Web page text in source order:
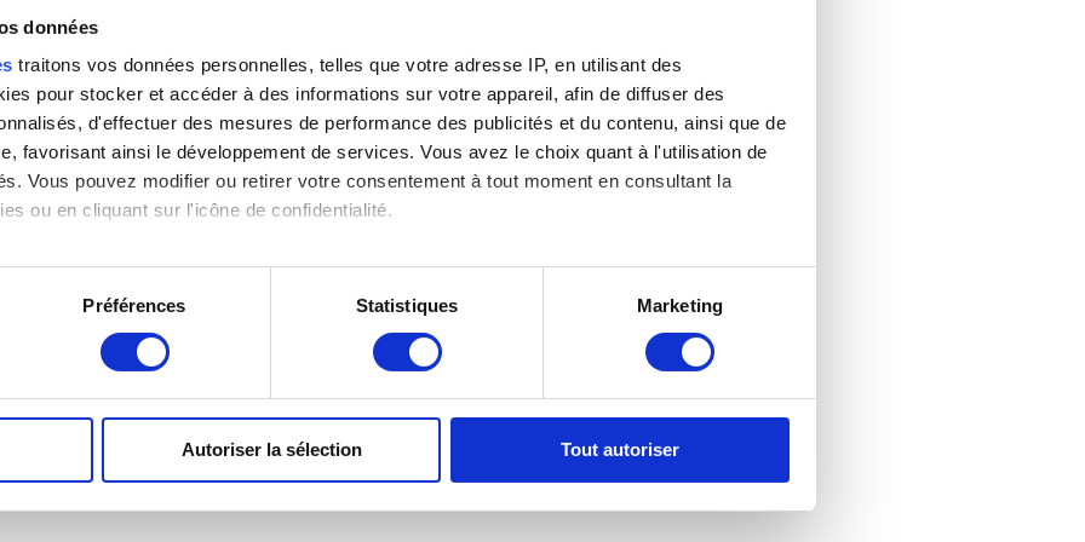
données
traitons vos données personnelles, telles que votre adresse IP, en utilisant des
pour stocker et accéder à des informations sur votre appareil, afin de diffuser des
d'effectuer des mesures de performance des publicités et du contenu, ainsi que de
favorisant ainsi le développement de services. Vous avez le choix quant à l'utilisation de
Vous pouvez modifier ou retirer votre consentement à tout moment en consultant la
ou en cliquant sur l'icône de confidentialité.
également :
sur votre localisation géographique qui peuvent être précises à plusieurs mètres près
de publicité et d'analyse, qui peuvent combiner celles-ci avec d'autres informations que
Préférences Statistiques Marketing
Autoriser la sélection Tout autoriser